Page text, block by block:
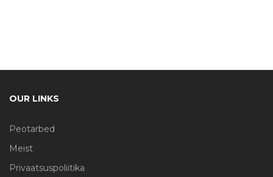
OUR LINKS
Peotarbed
Meist
Privaatsuspoliitika